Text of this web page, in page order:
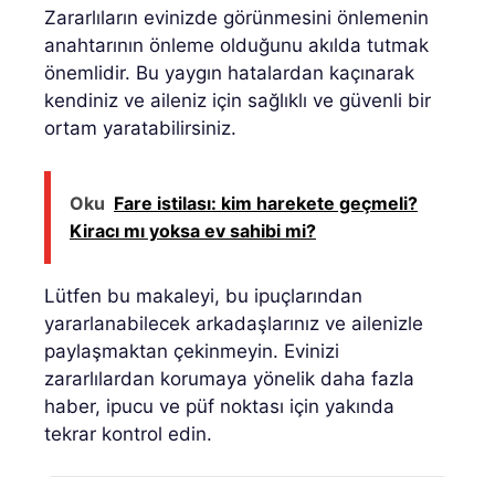
Zararlıların evinizde görünmesini önlemenin
anahtarının önleme olduğunu akılda tutmak
önemlidir. Bu yaygın hatalardan kaçınarak
kendiniz ve aileniz için sağlıklı ve güvenli bir
ortam yaratabilirsiniz.
Oku Fare istilası: kim harekete geçmeli?
Kiracı mı yoksa ev sahibi mi?
Lütfen bu makaleyi, bu ipuçlarından
yararlanabilecek arkadaşlarınız ve ailenizle
paylaşmaktan çekinmeyin. Evinizi
zararlılardan korumaya yönelik daha fazla
haber, ipucu ve püf noktası için yakında
tekrar kontrol edin.